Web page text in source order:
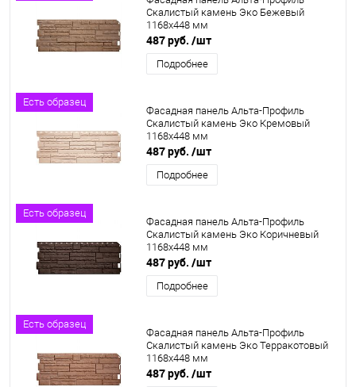
Скалистый камень Эко Бежевый
1168х448 мм
487 руб. /шт
Подробнее
Есть образец
Фасадная панель Альта-Профиль
Скалистый камень Эко Кремовый
1168х448 мм
487 руб. /шт
Подробнее
Есть образец
Фасадная панель Альта-Профиль
Скалистый камень Эко Коричневый
1168х448 мм
487 руб. /шт
Подробнее
Есть образец
Фасадная панель Альта-Профиль
Скалистый камень Эко Терракотовый
1168х448 мм
487 руб. /шт